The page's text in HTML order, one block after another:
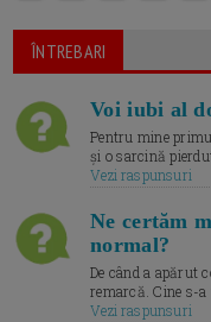
ÎNTREBARI
Voi iubi al
Pentru mine
și o sarcină
Vezi raspunsuri
Ne certăm
normal?
De când a apărut
remarcă. Cine s-
Vezi raspunsuri